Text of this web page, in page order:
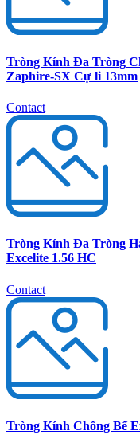
Tròng Kính Đa Tròng
Zaphire-SX Cự li 13mm
Contact
Tròng Kính Đa Tròng
Excelite 1.56 HC
Contact
Tròng Kính Chống Bể